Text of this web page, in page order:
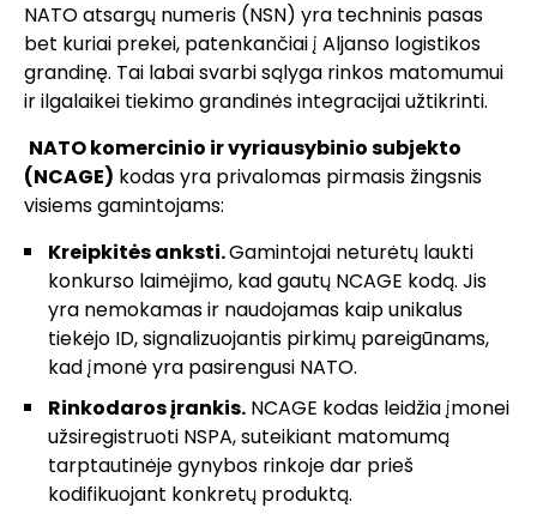
NATO atsargų numeris (NSN) yra techninis pasas
bet kuriai prekei, patenkančiai į Aljanso logistikos
grandinę. Tai labai svarbi sąlyga rinkos matomumui
ir ilgalaikei tiekimo grandinės integracijai užtikrinti.
NATO komercinio ir vyriausybinio subjekto
(NCAGE) kodas yra privalomas pirmasis žingsnis
visiems gamintojams:
Kreipkitės anksti.Gamintojai neturėtų laukti
konkurso laimėjimo, kad gautų NCAGE kodą. Jis
yra nemokamas ir naudojamas kaip unikalus
tiekėjo ID, signalizuojantis pirkimų pareigūnams,
kad įmonė yra pasirengusi NATO.
Rinkodaros įrankis. NCAGE kodas leidžia įmonei
užsiregistruoti NSPA, suteikiant matomumą
tarptautinėje gynybos rinkoje dar prieš
kodifikuojant konkretų produktą.